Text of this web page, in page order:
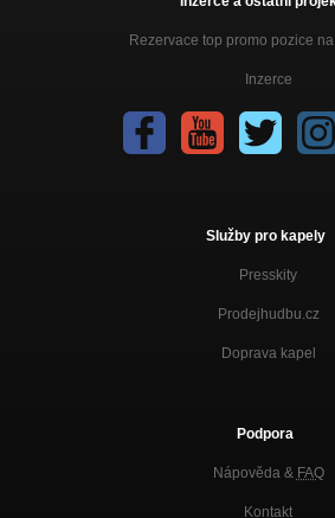
Rezervace top promo pozice
Inzerce
Služby pro kapely
Presskity
Prodejhudbu.cz
Doprava kapel
Podpora
Nápověda & FAQ
Kontakt